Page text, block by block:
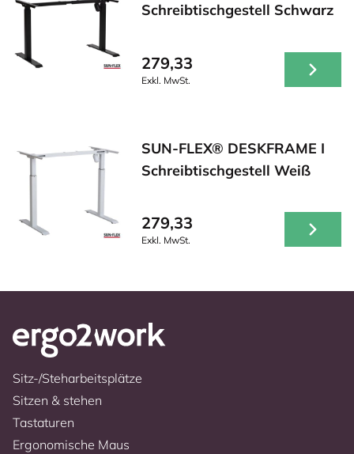
Schreibtischgestell Schwarz
279,33
Exkl. MwSt.
SUN-FLEX® DESKFRAME I
Schreibtischgestell Weiß
279,33
Exkl. MwSt.
Sitz-/Steharbeitsplätze
Sitzen & stehen
Tastaturen
Ergonomische Maus